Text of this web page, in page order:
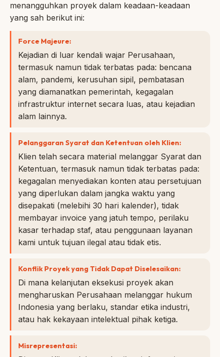
menangguhkan proyek dalam keadaan-keadaan
yang sah berikut ini:
Force Majeure:
Kejadian di luar kendali wajar Perusahaan,
termasuk namun tidak terbatas pada: bencana
alam, pandemi, kerusuhan sipil, pembatasan
yang diamanatkan pemerintah, kegagalan
infrastruktur internet secara luas, atau kejadian
alam lainnya.
Pelanggaran Syarat dan Ketentuan oleh Klien:
Klien telah secara material melanggar Syarat dan
Ketentuan, termasuk namun tidak terbatas pada:
kegagalan menyediakan konten atau persetujuan
yang diperlukan dalam jangka waktu yang
disepakati (melebihi 30 hari kalender), tidak
membayar invoice yang jatuh tempo, perilaku
kasar terhadap staf, atau penggunaan layanan
kami untuk tujuan ilegal atau tidak etis.
Konflik Proyek yang Tidak Dapat Diselesaikan:
Di mana kelanjutan eksekusi proyek akan
mengharuskan Perusahaan melanggar hukum
Indonesia yang berlaku, standar etika industri,
atau hak kekayaan intelektual pihak ketiga.
Misrepresentasi: